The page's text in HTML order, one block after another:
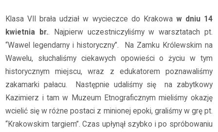
Klasa VII brała udział w wycieczce do Krakowa w dniu 14
kwietnia br.. Najpierw uczestniczyliśmy w warsztatach pt.
“Wawel legendarny i historyczny”. Na Zamku Królewskim na
Wawelu, słuchaliśmy ciekawych opowieści o życiu w tym
historycznym miejscu, wraz z edukatorem poznawaliśmy
zakamarki pałacu. Następnie udaliśmy się na zabytkowy
Kazimierz i tam w Muzeum Etnograficznym mieliśmy okazję
wcielić się w różne postaci z minionej epoki, graliśmy w grę pt.
“Krakowskim targiem”. Czas upłynął szybko i po spróbowaniu